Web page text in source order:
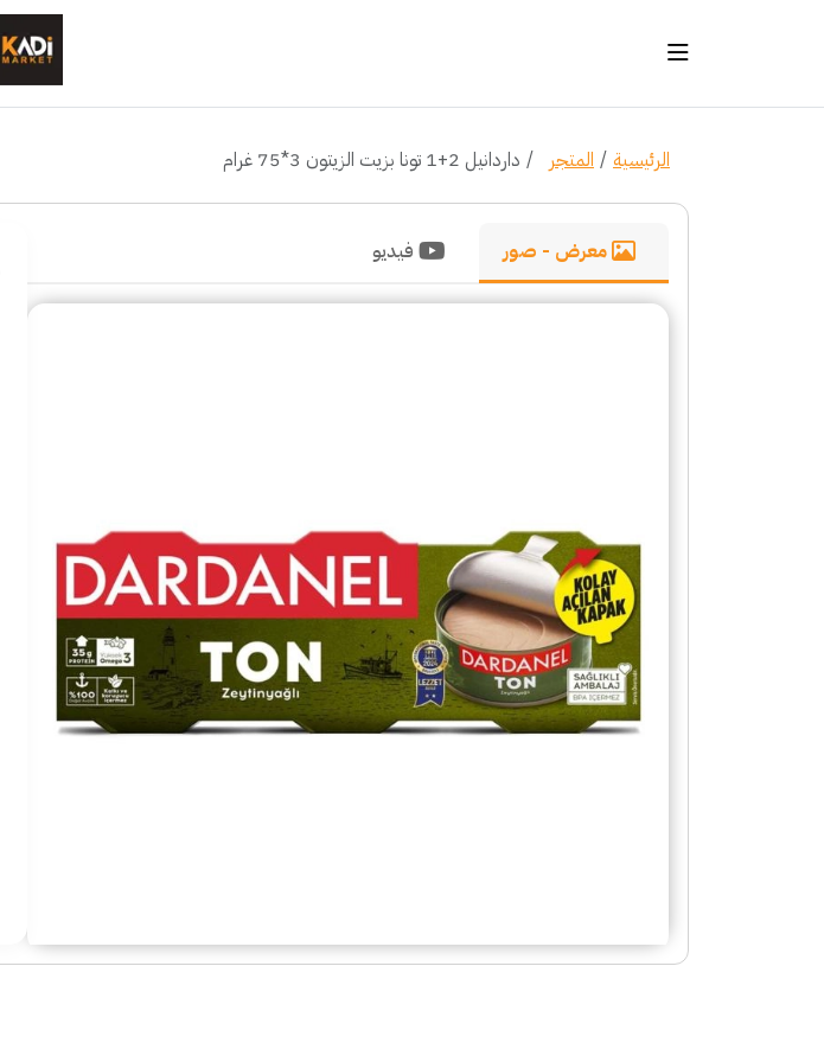
الرئيسية المتجر داردانيل 2+1 تونا بزيت الزيتون 3*75 غرام
معرض - صور فيديو